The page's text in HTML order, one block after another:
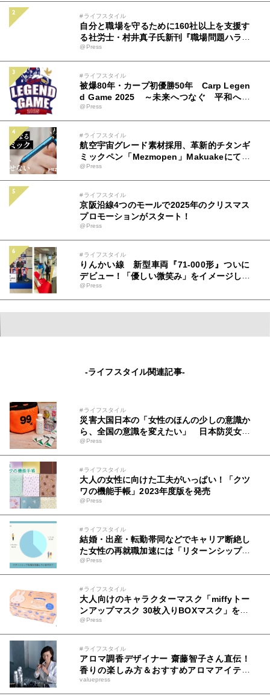
#ライフスタイル
自分と職場を守るために160社以上を支援す
る社労士・村井真子氏新刊『職場問題ハラス
メントのトリセツ』（アルク）9月22日発売
@Press
#ライフスタイル
被爆80年・カープ初優勝50年 Carp Legen
d Game 2025 ～未来へつなぐ 平和への
思い カープとともに～ 広島テレビ＆中国
新聞社 特別事業 チケット＆ユニフォーム
情報解禁！8月19日(火)から販売開始！
@Press
#ライフスタイル
航空宇宙グレード素材採用、革新的チタンギ
ミックペン「Mezmopen」Makuakeにて先
行発売開始
@Press
#ライフスタイル
京阪沿線4つのモールで2025年のクリスマス
プロモーションがスタート！
@Press
#ライフスタイル
りんかい線 新型車両『71-000形』ついに
デビュー！「優しい微笑み」をイメージした
新車両。安心・安全・快適性もアップグレー
ド。初運行を見届けるテープカット＆出発式
を開催！「新型車両は東京臨海高速鉄道の新
@Press
-ライフスタイル関連記事-
#ライフスタイル
災害大国日本の「女性のほんの少しの意識か
ら、全国の意識を変えたい」 日本防災女子
株式会社と美術学校の生徒による女性防災セ
ット99販売開始！
@Press
#ライフスタイル
大人の女性に向けた工夫がいっぱい！「クツ
ワの機能手帳」2023年度版を発売
@Press
#ライフスタイル
結婚・出産・転勤帯同などでキャリア断絶し
た女性の再就職加速には「リターンシップ」
実施環境整備が急務
@Press
#ライフスタイル
大人向けのキャラクターマスク「miffyトー
ンアップマスク 30枚入りBOXマスク」を20
22年7月上旬に発売！
@Press
#ライフスタイル
アロマ調香デザイナー 齋藤智子さん直伝！
香りの楽しみ方＆おすすめアロマアイテム
Qoo10で人気の「ディフューザー」販売ラ
ンキングも発表
valuepress